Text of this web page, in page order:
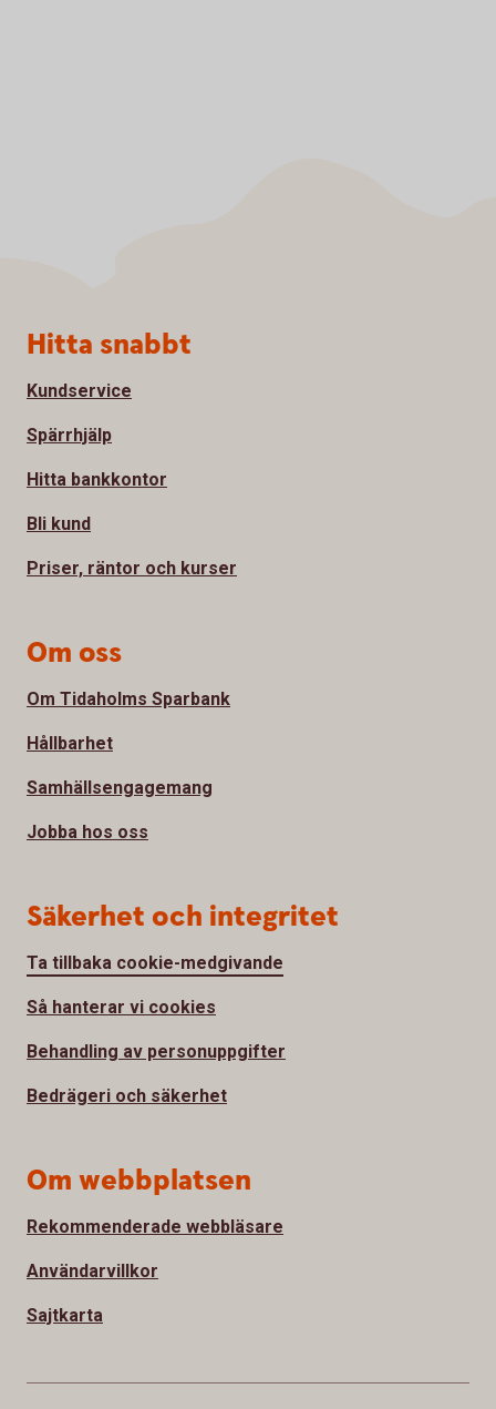
Sidfot
Hitta snabbt
Kundservice
Spärrhjälp
Hitta bankkontor
Bli kund
Priser, räntor och kurser
Om oss
Om Tidaholms Sparbank
Hållbarhet
Samhällsengagemang
Jobba hos oss
Säkerhet och integritet
Ta tillbaka cookie-medgivande
Så hanterar vi cookies
Behandling av personuppgifter
Bedrägeri och säkerhet
Om webbplatsen
Rekommenderade webbläsare
Användarvillkor
Sajtkarta